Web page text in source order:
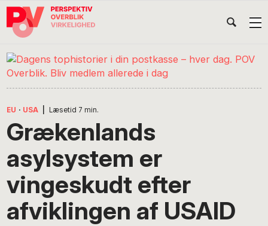
Gå
direkte
navigation
Skip
indhold
Gå
direkte
på
POV
International
EU · USA Læsetid 7 min.
Grækenlands
asylsystem er
vingeskudt efter
afviklingen af USAID